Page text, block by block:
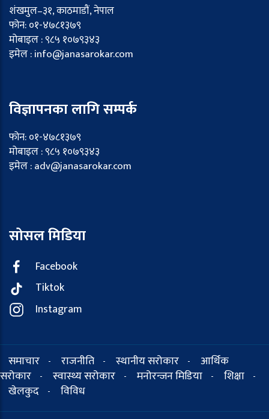
शंखमुल–३१, काठमाडौं, नेपाल
फोन: ०१-४७८१३७९
मोबाइल : ९८५ १०७९३४३
इमेल : info@janasarokar.com
विज्ञापनका लागि सम्पर्क
फोन: ०१-४७८१३७९
मोबाइल : ९८५ १०७९३४३
इमेल : adv@janasarokar.com
सोसल मिडिया
Facebook
Tiktok
Instagram
समाचार - राजनीति - स्थानीय सरोकार -
आर्थिक
सरोकार
- स्वास्थ्य सरोकार - मनोरन्जन मिडिया - शिक्षा -
खेलकुद - विविध